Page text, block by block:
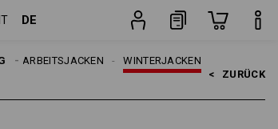
DE
WINTERJACKEN
ARBEITSJACKEN
< ZURÜCK